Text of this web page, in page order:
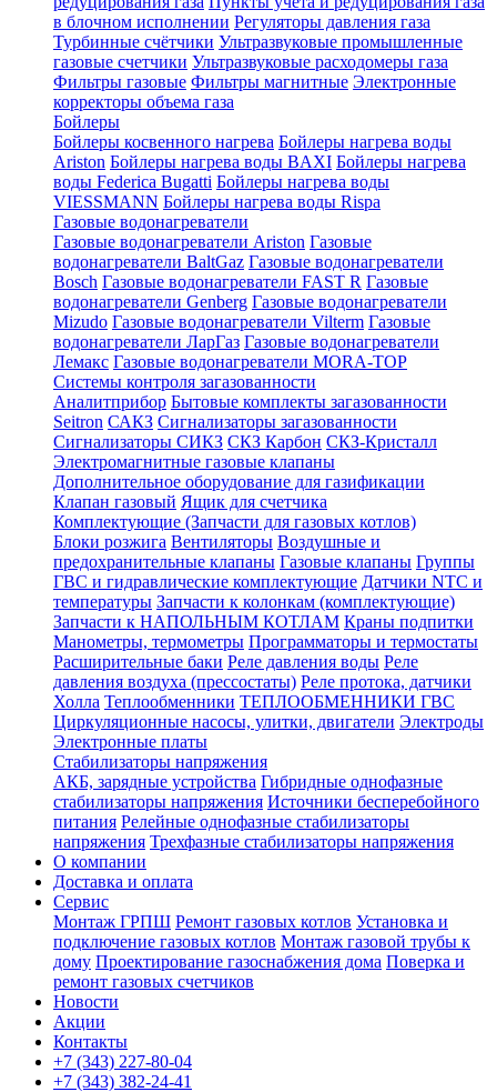
в блочном исполнении Регуляторы давления газа
Турбинные счётчики Ультразвуковые промышленные
газовые счетчики Ультразвуковые расходомеры газа
Фильтры газовые Фильтры магнитные Электронные
корректоры объема газа
Бойлеры
Бойлеры косвенного нагрева Бойлеры нагрева воды
Ariston Бойлеры нагрева воды BAXI Бойлеры нагрева
воды Federica Bugatti Бойлеры нагрева воды
VIESSMANN Бойлеры нагрева воды Rispa
Газовые водонагреватели
Газовые водонагреватели Ariston Газовые
водонагреватели BaltGaz Газовые водонагреватели
Bosch Газовые водонагреватели FAST R Газовые
водонагреватели Genberg Газовые водонагреватели
Mizudo Газовые водонагреватели Vilterm Газовые
водонагреватели ЛарГаз Газовые водонагреватели
Лемакс Газовые водонагреватели MORA-TOP
Системы контроля загазованности
Аналитприбор Бытовые комплекты загазованности
Seitron САКЗ Сигнализаторы загазованности
Сигнализаторы СИКЗ СКЗ Карбон СКЗ-Кристалл
Электромагнитные газовые клапаны
Дополнительное оборудование для газификации
Клапан газовый Ящик для счетчика
Комплектующие (Запчасти для газовых котлов)
Блоки розжига Вентиляторы Воздушные и
предохранительные клапаны Газовые клапаны Группы
ГВС и гидравлические комплектующие Датчики NTC и
температуры Запчасти к колонкам (комплектующие)
Запчасти к НАПОЛЬНЫМ КОТЛАМ Краны подпитки
Манометры, термометры Программаторы и термостаты
Расширительные баки Реле давления воды Реле
давления воздуха (прессостаты) Реле протока, датчики
Холла Теплообменники ТЕПЛООБМЕННИКИ ГВС
Циркуляционные насосы, улитки, двигатели Электроды
Электронные платы
Стабилизаторы напряжения
АКБ, зарядные устройства Гибридные однофазные
стабилизаторы напряжения Источники бесперебойного
питания Релейные однофазные стабилизаторы
напряжения Трехфазные стабилизаторы напряжения
О компании
Доставка и оплата
Сервис
Монтаж ГРПШ Ремонт газовых котлов Установка и
подключение газовых котлов Монтаж газовой трубы к
дому Проектирование газоснабжения дома Поверка и
ремонт газовых счетчиков
Новости
Акции
Контакты
+7 (343) 227-80-04
+7 (343) 382-24-41